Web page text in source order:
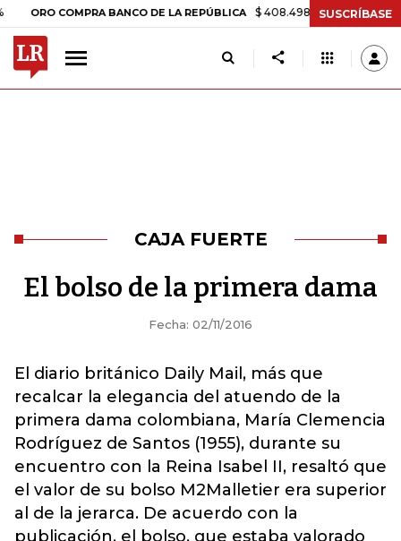
COMPRA BANCO DE LA REPÚBLICA $ 408.498,97 +$ 8.753,81
SUSCRÍBASE
CAJA FUERTE
El bolso de la primera dama
Fecha: 02/11/2016
El diario británico Daily Mail, más que
recalcar la elegancia del atuendo de la
primera dama colombiana, María Clemencia
Rodríguez de Santos (1955), durante su
encuentro con la Reina Isabel II, resaltó que
el valor de su bolso M2Malletier era superior
al de la jerarca. De acuerdo con la
publicación, el bolso, que estaba valorado